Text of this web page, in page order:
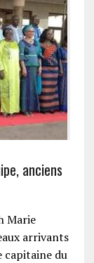
anciens
Marie
arrivants
capitaine du